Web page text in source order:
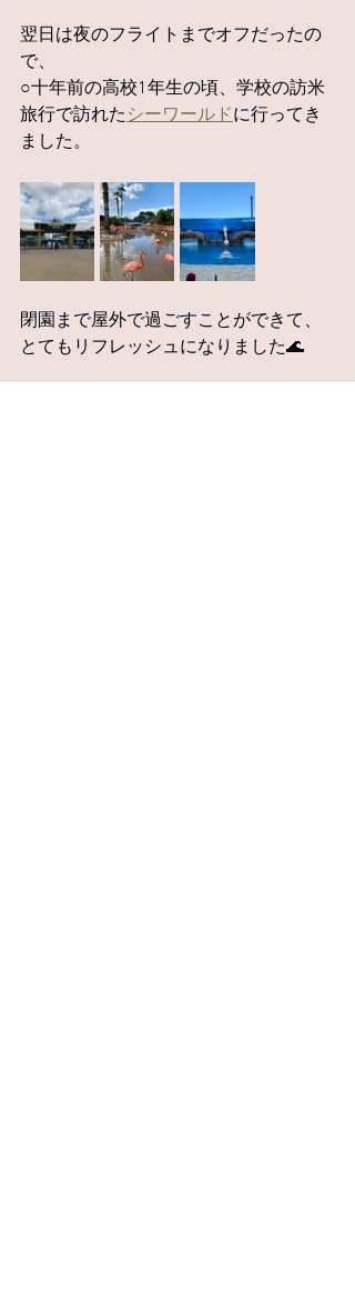
翌日は夜のフライトまでオフだったの
で、
○十年前の高校1年生の頃、学校の訪米
旅行で訪れたシーワールドに行ってき
ました。
閉園まで屋外で過ごすことができて、
とてもリフレッシュになりました🌊